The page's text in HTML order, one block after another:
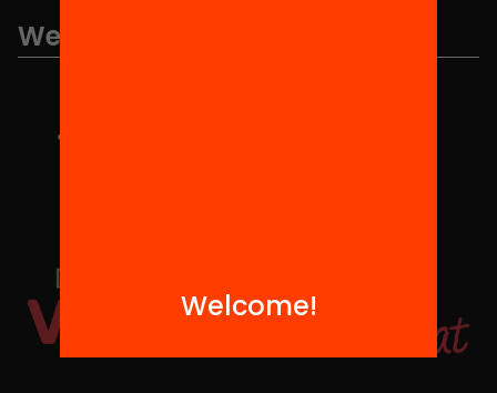
We are part of...
Welcome!